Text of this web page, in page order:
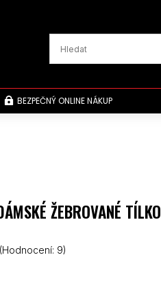
 BEZPEČNÝ ONLINE NÁKUP
ŽEBROVANÉ TÍLKO
(Hodnocení: 9)